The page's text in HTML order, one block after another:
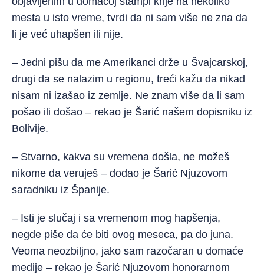
mesta u isto vreme, tvrdi da ni sam više ne zna da
li je već uhapšen ili nije.
– Jedni pišu da me Amerikanci drže u Švajcarskoj,
drugi da se nalazim u regionu, treći kažu da nikad
nisam ni izašao iz zemlje. Ne znam više da li sam
pošao ili došao – rekao je Šarić našem dopisniku iz
Bolivije.
– Stvarno, kakva su vremena došla, ne možeš
nikome da veruješ – dodao je Šarić Njuzovom
saradniku iz Španije.
– Isti je slučaj i sa vremenom mog hapšenja,
negde piše da će biti ovog meseca, pa do juna.
Veoma neozbiljno, jako sam razočaran u domaće
medije – rekao je Šarić Njuzovom honorarnom